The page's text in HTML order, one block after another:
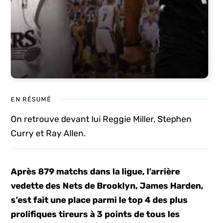
EN RÉSUMÉ
On retrouve devant lui Reggie Miller, Stephen
Curry et Ray Allen.
Après 879 matchs dans la ligue, l’arrière
vedette des Nets de Brooklyn, James Harden,
s’est fait une place parmi le top 4 des plus
prolifiques tireurs à 3 points de tous les